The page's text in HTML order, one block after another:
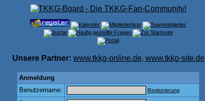
Unsere Partner: www.tkkg-online.de, www.tkkg-site.de
Anmeldung
Benutzername:
Registrierung